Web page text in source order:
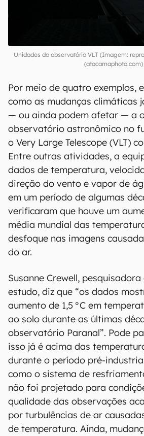
Unidades do observatório VLT (Imagem:
(atacamaphoto.com)
Por meio de quatro exemplos,
como as mudanças climáticas
— ou ainda podem afetar — a
observatório astronômico no
o Very Large Telescope (VLT)
Entre outras atividades, a
dados de temperatura,
direção do vento e vapor de
em um período de algumas
verificaram que houve um
média mundial das
desfoque nas imagens
do ar.
Susanne Crewell,
estudo, diz que “os dados
aumento de 1,5 °C em
ao solo durante as últimas
observatório Paranal”. Pode
isso já é acima das
durante o período pré-
como o sistema de
não foi projetado para
qualidade das observações
por turbulências de ar
de temperatura. Ainda,